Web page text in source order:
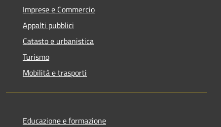
Imprese e Commercio
Appalti pubblici
Catasto e urbanistica
Turismo
Mobilità e trasporti
Educazione e formazione